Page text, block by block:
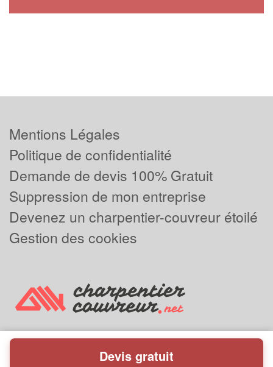
Mentions Légales
Politique de confidentialité
Demande de devis 100% Gratuit
Suppression de mon entreprise
Devenez un charpentier-couvreur étoilé
Gestion des cookies
Powered byPlus que pro
Devis gratuit